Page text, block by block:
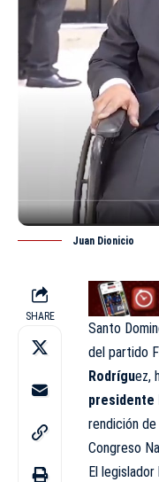
Juan Dionicio
SHARE
Santo
del partido
Rodríguez,
presidente
rendición
Congreso
El